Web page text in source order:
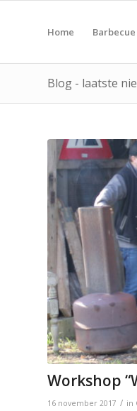
Home Barbecue
Blog - laatste
Workshop
16 november 2017 / in